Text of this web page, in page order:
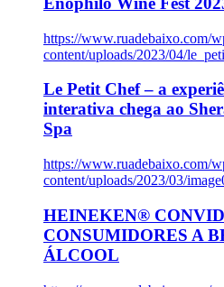
https://www.ruadebaixo.com/
content/uploads/2023/04/
Le Petit Chef – a
interativa chega ao
Spa
https://www.ruadebaixo.com/
content/uploads/2023/03/
HEINEKEN®
CONSUMIDORES A
ÁLCOOL